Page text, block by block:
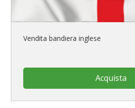
Vendita bandiera inglese
Acquista